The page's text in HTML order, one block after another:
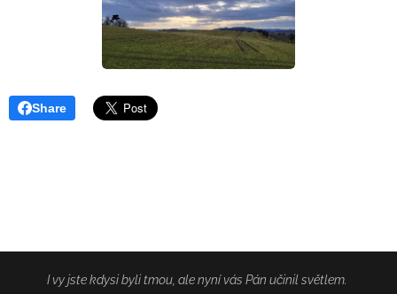
Share
I vy jste kdysi byli tmou, ale nyní vás Pán učinil světlem.